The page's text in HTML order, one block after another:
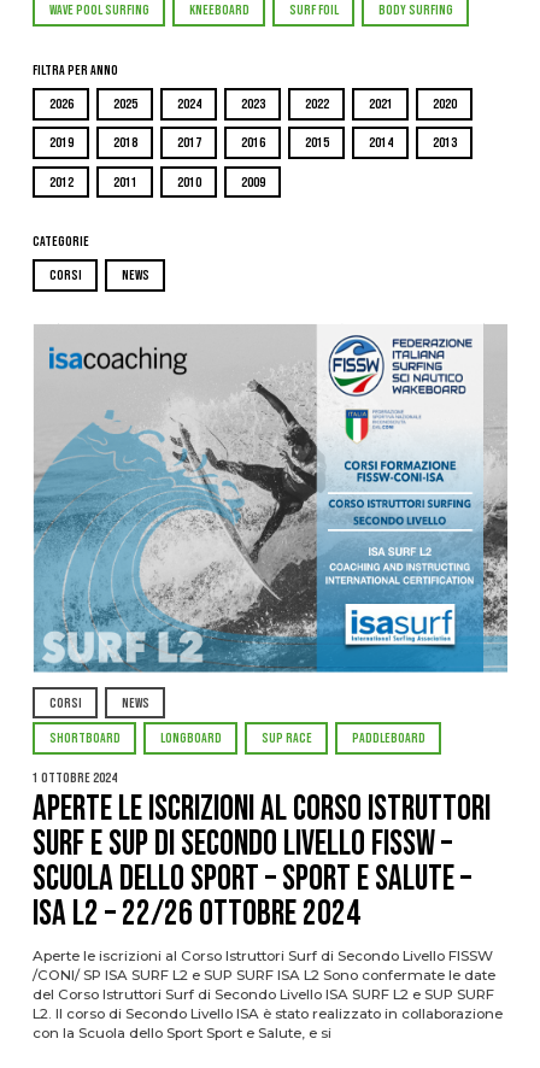
WAVE POOL SURFING KNEEBOARD SURF FOIL BODY SURFING
Filtra per Anno
2026 2025 2024 2023 2022 2021 2020
2019 2018 2017 2016 2015 2014 2013
2012 2011 2010 2009
Categorie
CORSI NEWS
CORSI NEWS
SHORTBOARD LONGBOARD SUP RACE PADDLEBOARD
1 Ottobre 2024
APERTE LE ISCRIZIONI AL CORSO ISTRUTTORI
SURF e SUP DI SECONDO LIVELLO FISSW –
SCUOLA DELLO SPORT – SPORT E SALUTE –
ISA L2 – 22/26 OTTOBRE 2024
Aperte le iscrizioni al Corso Istruttori Surf di Secondo Livello FISSW
/CONI/ SP ISA SURF L2 e SUP SURF ISA L2 Sono confermate le date
del Corso Istruttori Surf di Secondo Livello ISA SURF L2 e SUP SURF
L2. Il corso di Secondo Livello ISA è stato realizzato in collaborazione
con la Scuola dello Sport Sport e Salute, e si